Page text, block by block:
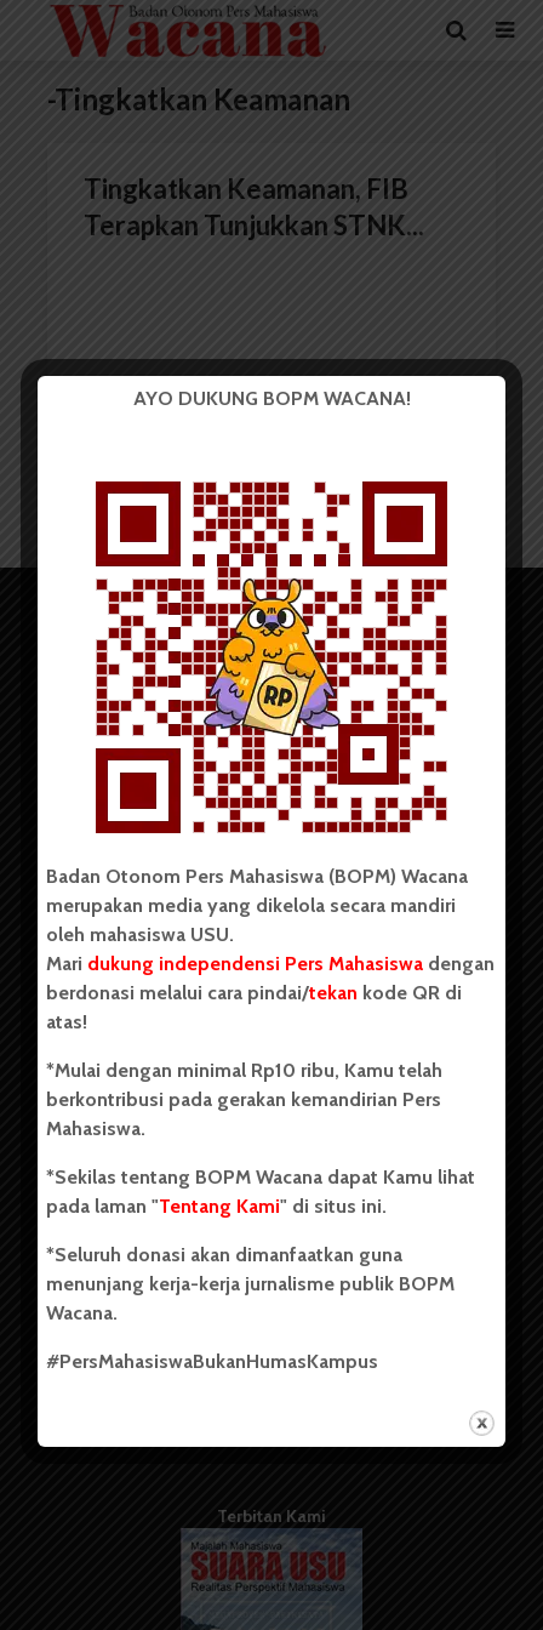
-Tingkatkan Keamanan
Tingkatkan Keamanan, FIB
Terapkan Tunjukkan STNK...
Copyright © 2023. All rights reserved BOPM WACANA.
Badan Otonom Pers Mahasiswa (BOPM) Wacana merupakan
pers mahasiswa yang berdiri di luar kampus dan dikelola
secara mandiri oleh mahasiswa Universitas Sumatera Utara
(USU). Sebelumnya BOPM Wacana merupakan salah satu
Unit Kegiatan Mahasiswa (UKM) di Universitas Sumatera
berdiri pada 1 Juli 1995.
Kontribusi
Info Iklan
Pedoman Media Siber
Kode Etik Jurnalistik
Terbitan Kami
AYO DUKUNG BOPM WACANA!
Badan Otonom Pers Mahasiswa (BOPM) Wacana
merupakan media yang dikelola secara mandiri
oleh mahasiswa USU.
Mari dukung independensi Pers Mahasiswa dengan
berdonasi melalui cara pindai/tekan kode QR di
atas!
*Mulai dengan minimal Rp10 ribu, Kamu telah
berkontribusi pada gerakan kemandirian Pers
Mahasiswa.
*Sekilas tentang BOPM Wacana dapat Kamu lihat
pada laman "Tentang Kami" di situs ini.
*Seluruh donasi akan dimanfaatkan guna
menunjang kerja-kerja jurnalisme publik BOPM
Wacana.
#PersMahasiswaBukanHumasKampus